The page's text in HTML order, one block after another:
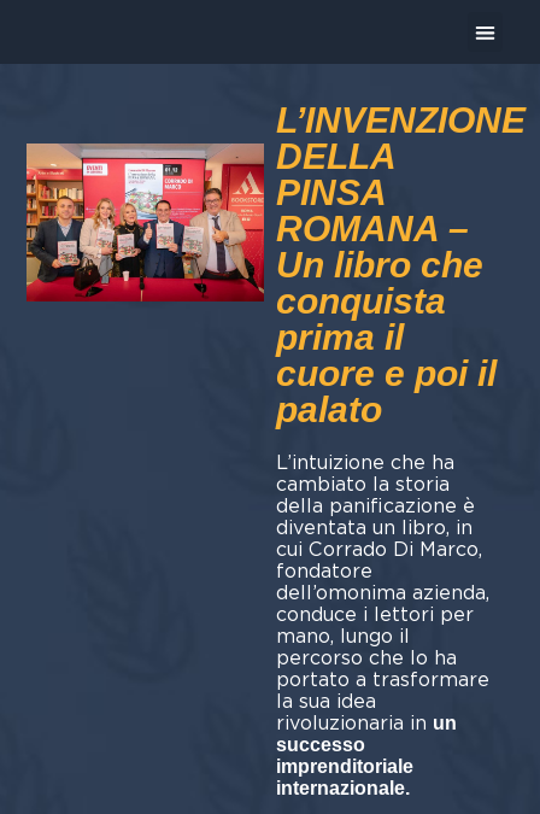
L’INVENZIONE
DELLA
PINSA
ROMANA –
Un libro che
conquista
prima il
cuore e poi il
palato
L’intuizione che ha
cambiato la storia
della panificazione è
diventata un libro, in
cui Corrado Di Marco,
fondatore
dell’omonima azienda,
conduce i lettori per
mano, lungo il
percorso che lo ha
portato a trasformare
la sua idea
rivoluzionaria in un
successo
imprenditoriale
internazionale.